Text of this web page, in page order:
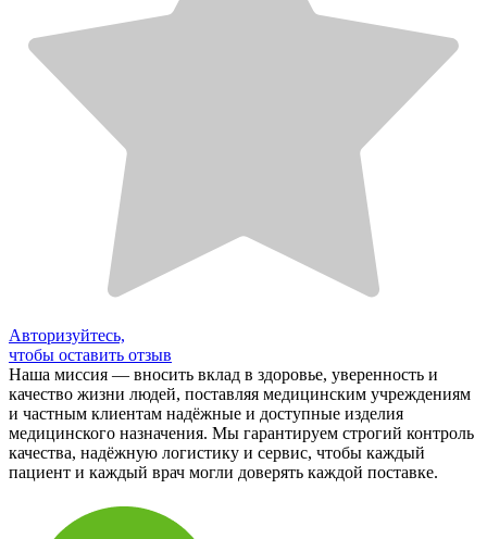
Авторизуйтесь,
чтобы оставить отзыв
Наша миссия — вносить вклад в здоровье, уверенность и
качество жизни людей, поставляя медицинским учреждениям
и частным клиентам надёжные и доступные изделия
медицинского назначения. Мы гарантируем строгий контроль
качества, надёжную логистику и сервис, чтобы каждый
пациент и каждый врач могли доверять каждой поставке.